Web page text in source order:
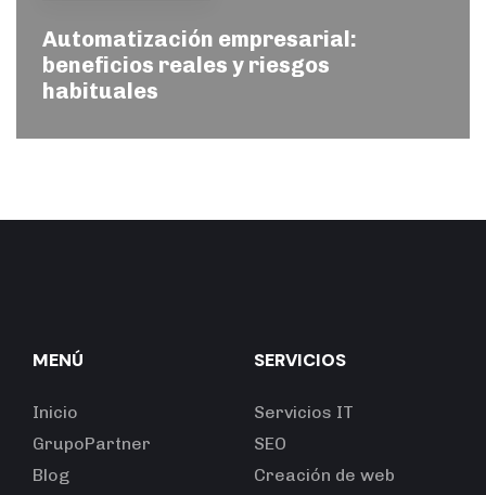
Automatización empresarial:
beneficios reales y riesgos
habituales
MENÚ
Inicio
GrupoPartner
Blog
SERVICIOS
Servicios IT
SEO
Creación de web